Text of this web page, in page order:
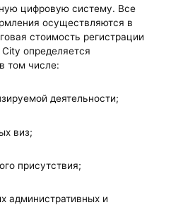
цифровую систему. Все
осуществляются в
стоимость регистрации
определяется
том числе:
деятельности;
виз;
присутствия;
административных и